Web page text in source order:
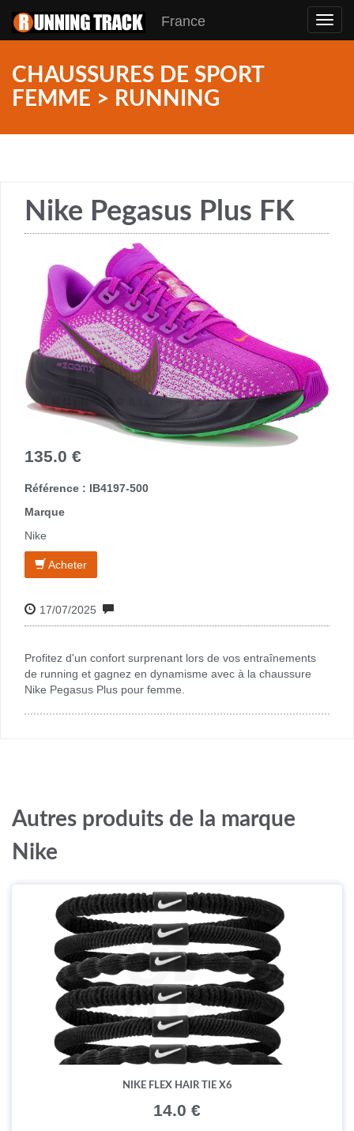
France
CHAUSSURES DE SPORT
FEMME > RUNNING
Nike Pegasus Plus FK
135.0 €
Référence : IB4197-500
Marque
Nike
Acheter
17/07/2025
Profitez d'un confort surprenant lors de vos entraînements
de running et gagnez en dynamisme avec à la chaussure
Nike Pegasus Plus pour femme.
Autres produits de la marque
Nike
NIKE FLEX HAIR TIE X6
14.0 €